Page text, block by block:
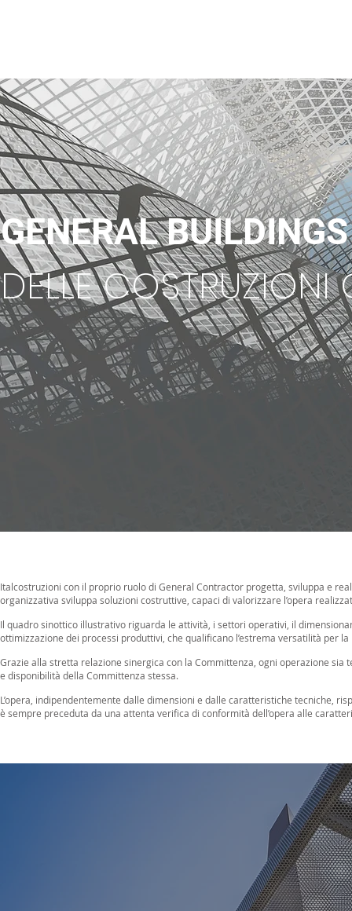
GENERAL
DELLE COSTRUZIONI
Italcostruzioni con il proprio ruolo di General Contractor progetta, sviluppa e
organizzativa sviluppa soluzioni costruttive, capaci di valorizzare l’opera
Il quadro sinottico illustrativo riguarda le attività, i settori operativi, il
ottimizzazione dei processi produttivi, che qualificano l’estrema versatilità per
Grazie alla stretta relazione sinergica con la Committenza, ogni operazione
e disponibilità della Committenza stessa.
L’opera, indipendentemente dalle dimensioni e dalle caratteristiche tecniche,
è sempre preceduta da una attenta verifica di conformità dell’opera alle